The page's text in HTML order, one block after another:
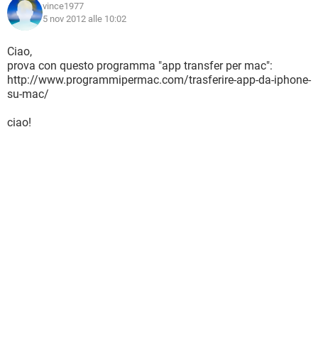
vince1977
5 nov 2012 alle 10:02
Ciao,
prova con questo programma "app transfer per mac":
http://www.programmipermac.com/trasferire-app-da-iphone-
su-mac/
ciao!